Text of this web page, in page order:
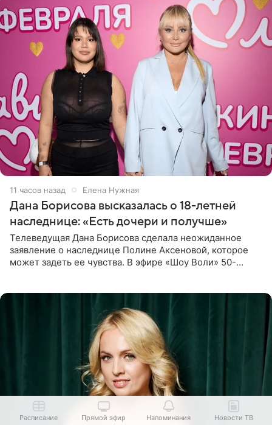
11 часов назад Елена Нужная
Дана Борисова высказалась о 18-летней
наследнице: «Есть дочери и получше»
Телеведущая Дана Борисова сделала неожиданное
заявление о наследнице Полине Аксеновой, которое
может задеть ее чувства. В эфире «Шоу Воли» 50-
Расписание Прямой эфир Напоминания Новости ТВ